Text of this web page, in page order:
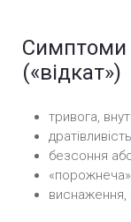
Симптоми
(«відкат»)
тривога,
безсоння
виснаження,